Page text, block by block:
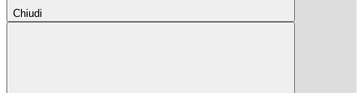
Chiudi